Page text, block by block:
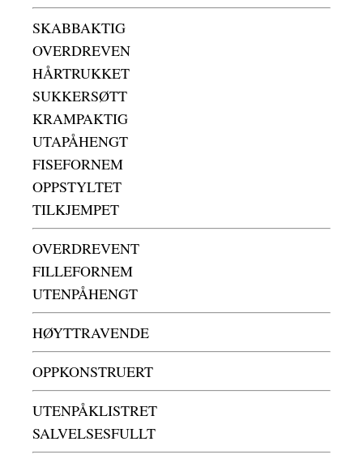
SKABBAKTIG
OVERDREVEN
HÅRTRUKKET
SUKKERSØTT
KRAMPAKTIG
UTAPÅHENGT
FISEFORNEM
OPPSTYLTET
TILKJEMPET
OVERDREVENT
FILLEFORNEM
UTENPÅHENGT
HØYTTRAVENDE
OPPKONSTRUERT
UTENPÅKLISTRET
SALVELSESFULLT